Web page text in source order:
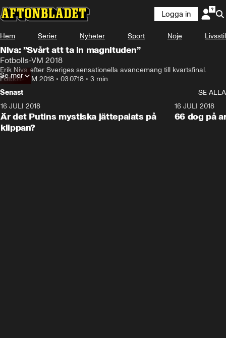
Logga in
Hem Serier Nyheter Sport Nöje Livsstil
Niva: ”Svårt att ta in magnituden”
Fotbolls-VM 2018
Erik Niva efter Sveriges sensationella avancemang till kvartsfinal.
Fotbolls-VM 2018 • 03.07.18 • 3 min
Se mer
Senast
SE ALLA
16 JULI 2018
Är det Putins mystiska jättepalats på
klippan?
16 JULI 2018
66 dog på